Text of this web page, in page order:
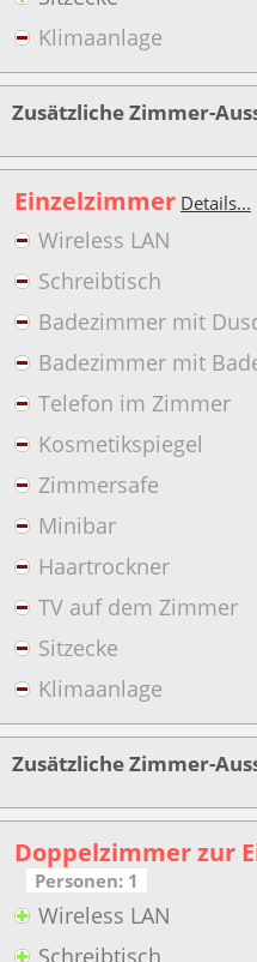
Klimaanlage
Zusätzliche Zimmer-
Einzelzimmer Details...
Wireless LAN
Schreibtisch
Badezimmer mit
Badezimmer mit
Telefon im Zimmer
Kosmetikspiegel
Zimmersafe
Minibar
Haartrockner
TV auf dem Zimmer
Sitzecke
Klimaanlage
Zusätzliche Zimmer-
Doppelzimmer zur
Personen: 1
Wireless LAN
Schreibtisch